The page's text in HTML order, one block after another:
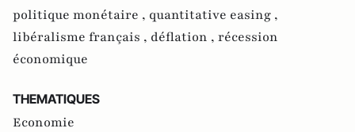
politique monétaire , quantitative easing ,
libéralisme français , déflation , récession
économique
THEMATIQUES
Economie